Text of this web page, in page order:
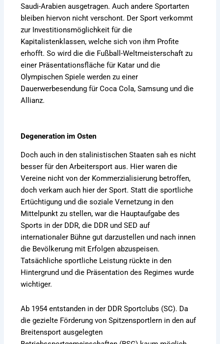
Saudi-Arabien ausgetragen. Auch andere Sportarten
bleiben hiervon nicht verschont. Der Sport verkommt
zur Investitionsmöglichkeit für die
Kapitalistenklassen, welche sich von ihm Profite
erhofft. So wird die die Fußball-Weltmeisterschaft zu
einer Präsentationsfläche für Katar und die
Olympischen Spiele werden zu einer
Dauerwerbesendung für Coca Cola, Samsung und die
Allianz.
Degeneration im Osten
Doch auch in den stalinistischen Staaten sah es nicht
besser für den Arbeitersport aus. Hier waren die
Vereine nicht von der Kommerzialisierung betroffen,
doch verkam auch hier der Sport. Statt die sportliche
Ertüchtigung und die soziale Vernetzung in den
Mittelpunkt zu stellen, war die Hauptaufgabe des
Sports in der DDR, die DDR und SED auf
internationaler Bühne gut darzustellen und nach innen
die Bevölkerung mit Erfolgen abzuspeisen.
Tatsächliche sportliche Leistung rückte in den
Hintergrund und die Präsentation des Regimes wurde
wichtiger.
Ab 1954 entstanden in der DDR Sportclubs (SC). Da
die gezielte Förderung von Spitzensportlern in den auf
Breitensport ausgelegten